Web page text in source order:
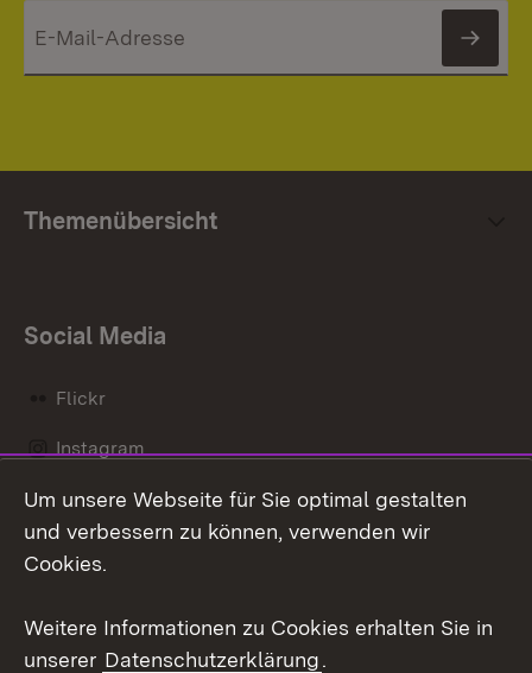
Themenübersicht
Social Media
Flickr
Instagram
Social Wall
Um unsere Webseite für Sie optimal gestalten
und verbessern zu können, verwenden wir
Cookies.
Weitere Informationen zu Cookies erhalten Sie in
unserer Datenschutzerklärung.